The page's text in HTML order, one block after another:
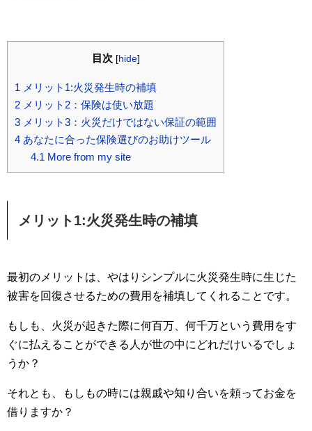
目次 [hide]
1 メリット1:火災発生時の補填
2 メリット2：保険は使い放題
3 メリット3：火災だけではない保証の範囲
4 あなたに合った保険選びのお助けツール
4.1 More from my site
メリット1:火災発生時の補填
最初のメリットは、やはりシンプルに火災発生時に生じた
被害を回復させるための費用を補填してくれることです。
もしも、火災が起きた際に何百万、何千万という費用をす
ぐに払えることができる人が世の中にどれだけいるでしょ
うか？
それとも、もしもの時には親戚や知り合いを頼ってお金を
借りますか？